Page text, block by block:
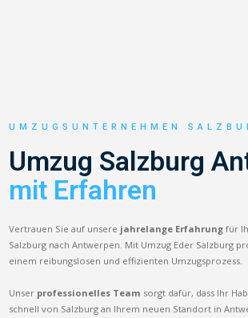
UMZUGSUNTERNEHMEN
Umzug Salzburg
mit Erfahren
Vertrauen Sie auf unsere jahrelange Erfahrung für
Salzburg nach Antwerpen. Mit Umzug Eder Salzburg
einem reibungslosen und effizienten Umzugsprozess.
Unser professionelles Team sorgt dafür, dass Ihr
schnell von Salzburg an Ihrem neuen Standort in